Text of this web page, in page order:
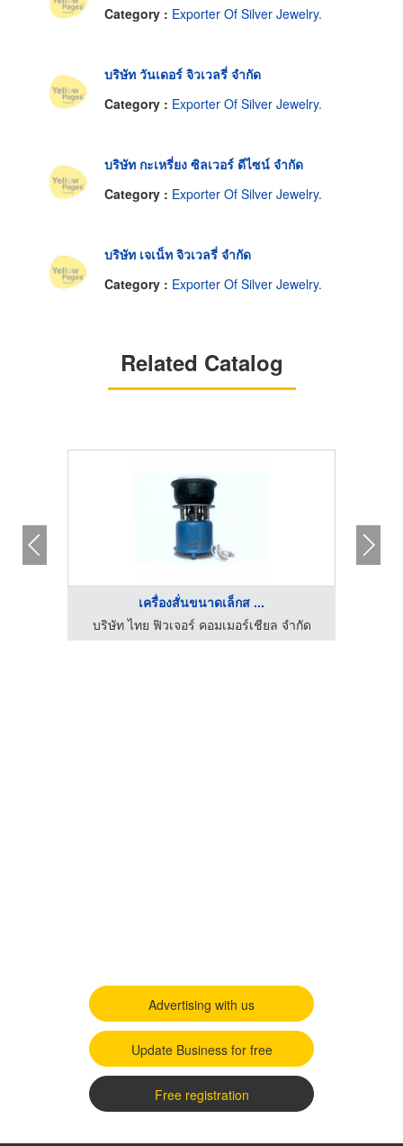
Category : Exporter Of Silver Jewelry.
บริษัท วันเดอร์ จิวเวลรี่ จำกัด
Category : Exporter Of Silver Jewelry.
บริษัท กะเหรี่ยง ซิลเวอร์ ดีไซน์ จำกัด
Category : Exporter Of Silver Jewelry.
บริษัท เจเน็ท จิวเวลรี่ จำกัด
Category : Exporter Of Silver Jewelry.
Related Catalog
เครื่องสั่นขนาดเล็กส ...
บริษัท ไทย ฟิวเจอร์ คอมเมอร์เชียล จำกัด
Advertising with us
Update Business for free
Free registration